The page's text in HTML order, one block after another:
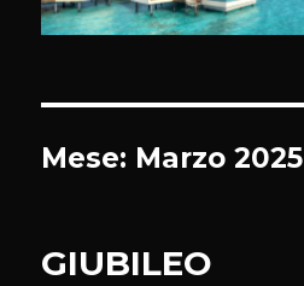
Mese: Marzo 2025
GIUBILEO